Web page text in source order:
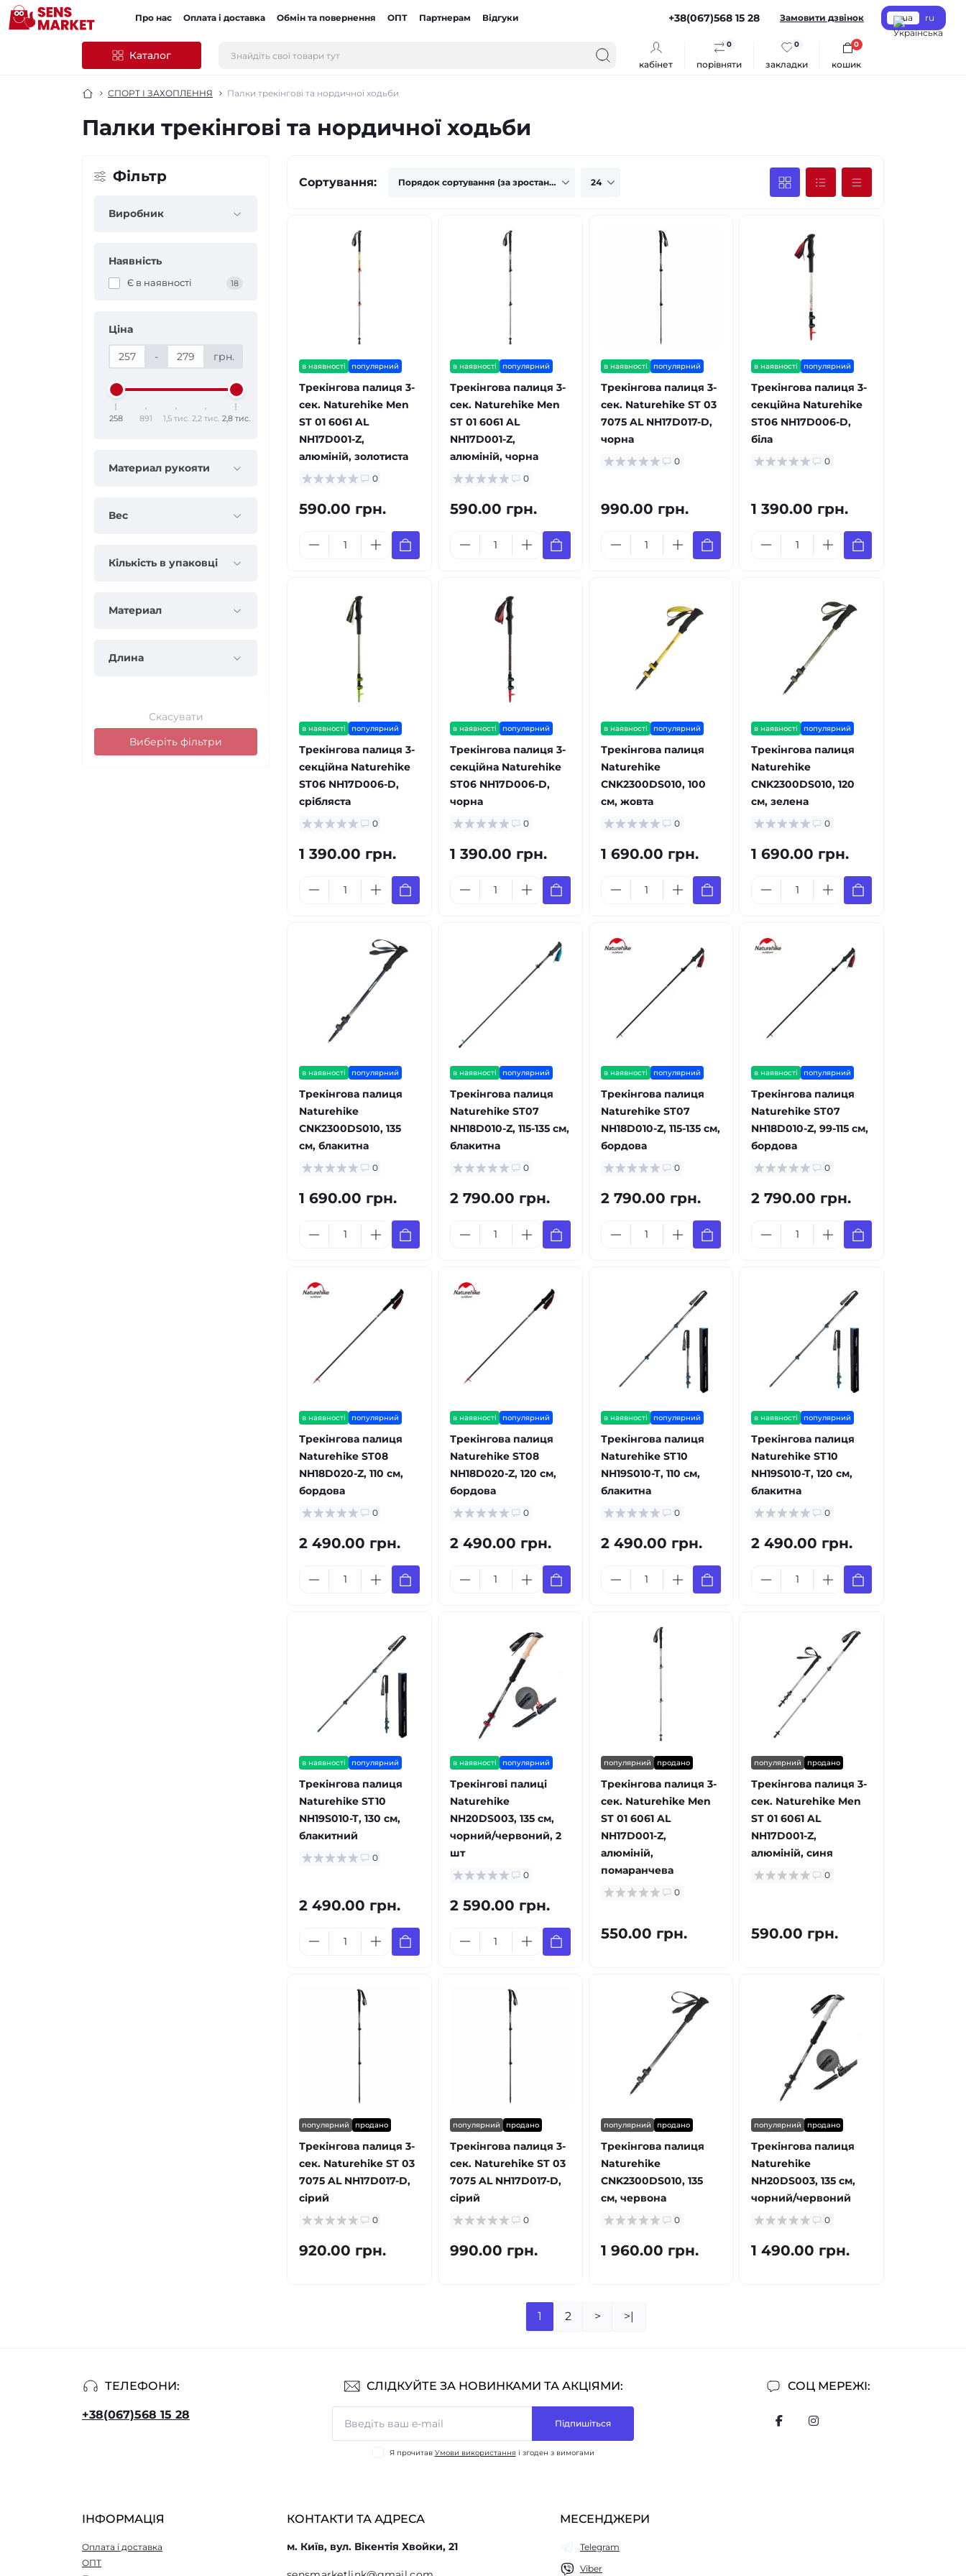
Про нас Оплата і доставка Обмін та повернення ОПТ Партнерам Відгуки +38(067)568 15 28 Замовити дзвінок ua ru
Каталог
кабінет порівняти
0
закладки
0
кошик
0
СПОРТ І ЗАХОПЛЕННЯ Палки трекінгові та нордичної ходьби
Палки трекінгові та нордичної ходьби
Фільтр
Виробник
Наявність
Є в наявності 18
Ціна
- грн.
258 891 1,5 тис. 2,2 тис. 2,8 тис.
Материал рукояти
Вес
Кількість в упаковці
Материал
Длина
Скасувати
Виберіть фільтри
Сортування:
в наявності популярний
Трекінгова палиця 3-
сек. Naturehike Men
ST 01 6061 AL
NH17D001-Z,
алюміній, золотиста
0
590.00 грн.
в наявності популярний
Трекінгова палиця 3-
сек. Naturehike Men
ST 01 6061 AL
NH17D001-Z,
алюміній, чорна
0
590.00 грн.
в наявності популярний
Трекінгова палиця 3-
сек. Naturehike ST 03
7075 AL NH17D017-D,
чорна
0
990.00 грн.
в наявності популярний
Трекінгова палиця 3-
секційна Naturehike
ST06 NH17D006-D,
біла
0
1 390.00 грн.
в наявності популярний
Трекінгова палиця 3-
секційна Naturehike
ST06 NH17D006-D,
срібляста
0
1 390.00 грн.
в наявності популярний
Трекінгова палиця 3-
секційна Naturehike
ST06 NH17D006-D,
чорна
0
1 390.00 грн.
в наявності популярний
Трекінгова палиця
Naturehike
CNK2300DS010, 100
см, жовта
0
1 690.00 грн.
в наявності популярний
Трекінгова палиця
Naturehike
CNK2300DS010, 120
см, зелена
0
1 690.00 грн.
в наявності популярний
Трекінгова палиця
Naturehike
CNK2300DS010, 135
см, блакитна
0
1 690.00 грн.
в наявності популярний
Трекінгова палиця
Naturehike ST07
NH18D010-Z, 115-135 см,
блакитна
0
2 790.00 грн.
в наявності популярний
Трекінгова палиця
Naturehike ST07
NH18D010-Z, 115-135 см,
бордова
0
2 790.00 грн.
в наявності популярний
Трекінгова палиця
Naturehike ST07
NH18D010-Z, 99-115 см,
бордова
0
2 790.00 грн.
в наявності популярний
Трекінгова палиця
Naturehike ST08
NH18D020-Z, 110 см,
бордова
0
2 490.00 грн.
в наявності популярний
Трекінгова палиця
Naturehike ST08
NH18D020-Z, 120 см,
бордова
0
2 490.00 грн.
в наявності популярний
Трекінгова палиця
Naturehike ST10
NH19S010-T, 110 см,
блакитна
0
2 490.00 грн.
в наявності популярний
Трекінгова палиця
Naturehike ST10
NH19S010-T, 120 см,
блакитна
0
2 490.00 грн.
в наявності популярний
Трекінгова палиця
Naturehike ST10
NH19S010-T, 130 см,
блакитний
0
2 490.00 грн.
в наявності популярний
Трекінгові палиці
Naturehike
NH20DS003, 135 см,
чорний/червоний, 2
шт
0
2 590.00 грн.
популярний продано
Трекінгова палиця 3-
сек. Naturehike Men
ST 01 6061 AL
NH17D001-Z,
алюміній,
помаранчева
0
550.00 грн.
популярний продано
Трекінгова палиця 3-
сек. Naturehike Men
ST 01 6061 AL
NH17D001-Z,
алюміній, синя
0
590.00 грн.
популярний продано
Трекінгова палиця 3-
сек. Naturehike ST 03
7075 AL NH17D017-D,
сірий
0
920.00 грн.
популярний продано
Трекінгова палиця 3-
сек. Naturehike ST 03
7075 AL NH17D017-D,
сірий
0
990.00 грн.
популярний продано
Трекінгова палиця
Naturehike
CNK2300DS010, 135
см, червона
0
1 960.00 грн.
популярний продано
Трекінгова палиця
Naturehike
NH20DS003, 135 см,
чорний/червоний
0
1 490.00 грн.
1 2 > >|
ТЕЛЕФОНИ:
+38(067)568 15 28
СОЦ МЕРЕЖІ:
СЛІДКУЙТЕ ЗА НОВИНКАМИ ТА АКЦІЯМИ:
Підпишіться
Я прочитав Умови використання і згоден з вимогами
ІНФОРМАЦІЯ
Оплата і доставка
ОПТ
КОНТАКТИ ТА АДРЕСА
м. Київ, вул. Вікентія Хвойки, 21
МЕСЕНДЖЕРИ
Telegram
Viber